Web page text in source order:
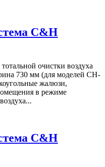
С&H
очистки воздуха
730 мм (для моделей CH-
жалюзи,
в режиме
С&H